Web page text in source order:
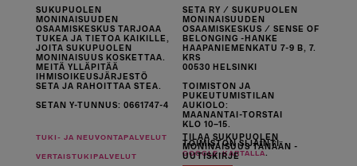
SUKUPUOLEN
MONINAISUUDEN
OSAAMISKESKUS TARJOAA
TUKEA JA TIETOA KAIKILLE,
JOITA SUKUPUOLEN
MONINAISUUS KOSKETTAA.
MEITÄ YLLÄPITÄÄ
IHMISOIKEUSJÄRJESTÖ
SETA JA RAHOITTAA STEA.
SETAN Y-TUNNUS: 0661747-4
SETA RY / SUKUPUOLEN
MONINAISUUDEN
OSAAMISKESKUS / SENSE OF
BELONGING -HANKE
HAAPANIEMENKATU 7-9 B, 7.
KRS
00530 HELSINKI
TOIMISTON JA
PUKEUTUMISTILAN
AUKIOLO:
MAANANTAI-TORSTAI
KLO 10–15.
TOIMISTON SIJAINTI
GOOGLE-KARTALLA
TUKI- JA NEUVONTAPALVELUT
VERTAISTUKIPALVELUT
TILAA SUKUPUOLEN
MONINAISUUS TÄNÄÄN -
UUTISKIRJE